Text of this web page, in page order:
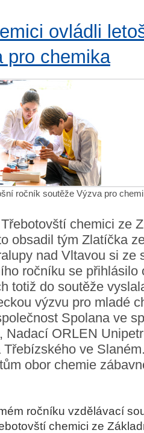
ovládli
pro chemika
ročník soutěže Výzva pro
chemici ze
obsadil tým Zlatíčka
nad Vltavou si ze
ročníku se přihlásilo
totiž do soutěže
výzvu pro mladé
Spolana ve
Nadací ORLEN
ve
obor chemie
ročníku vzdělávací
chemici ze